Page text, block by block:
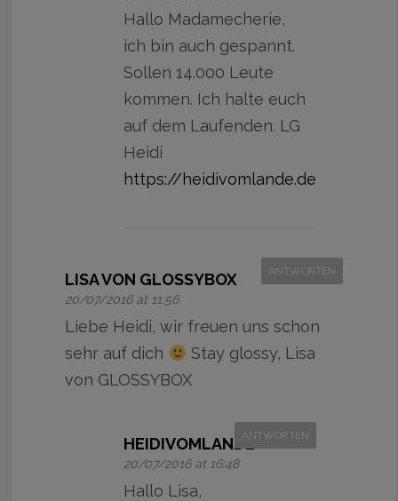
Hallo Madamecherie,
ich bin auch gespannt.
Sollen 14.000 Leute
kommen. Ich halte euch
auf dem Laufenden. LG
Heidi
https://heidivomlande.de
LISA VON GLOSSYBOX
20/07/2016 at 11:56
ANTWORTEN
Liebe Heidi, wir freuen uns schon
sehr auf dich
Stay glossy, Lisa
von GLOSSYBOX
HEIDIVOMLANDE
20/07/2016 at 16:48
ANTWORTEN
Hallo Lisa,